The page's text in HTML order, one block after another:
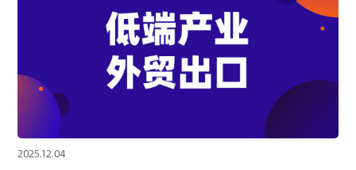
2025.12.04